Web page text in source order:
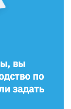
вы
по
задать